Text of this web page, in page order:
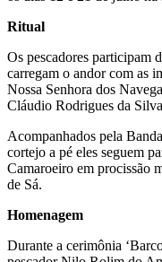
Ritual
Os pescadores participam
carregam o andor com as
Nossa Senhora dos
Cláudio Rodrigues da
Acompanhados pela
cortejo a pé eles seguem
Camaroeiro em procissão
de Sá.
Homenagem
Durante a cerimônia